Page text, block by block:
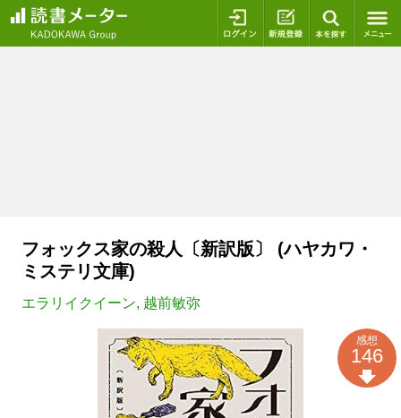
ログイン 新規登録
フォックス家の殺人〔新訳版〕 (ハヤカワ・
ミステリ文庫)
エラリイクイーン, 越前敏弥
感想
146